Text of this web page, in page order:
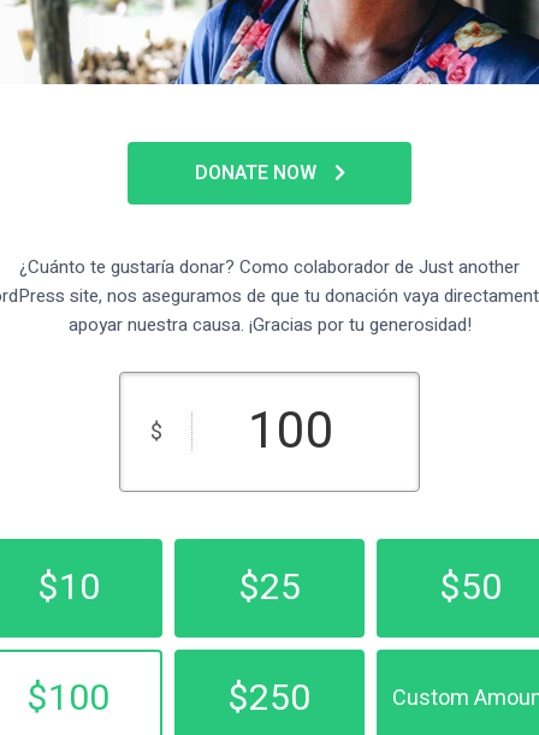
DONATE NOW
¿Cuánto te gustaría donar? Como colaborador de Just another
site, nos aseguramos de que tu donación vaya
apoyar nuestra causa. ¡Gracias por tu generosidad!
$
$10 $25 $50
$100 $250 Custom